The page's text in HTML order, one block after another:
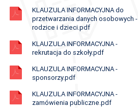
RODO
STANDARDY OCHRONY MAŁOLETNICH
KONTAKT
KLAUZULA INFORMACYJNA do
przetwarzania danych osobowych -
rodzice i dzieci.pdf
KLAUZULA INFORMACYJNA -
rekrutacja do szkoły.pdf
KLAUZULA INFORMACYJNA -
sponsorzy.pdf
KLAUZULA INFORMACYJNA -
zamówienia publiczne.pdf